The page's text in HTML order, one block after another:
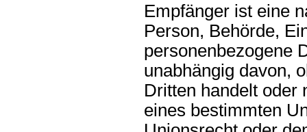
Empfänger ist eine
Person, Behörde,
personenbezogene
unabhängig davon,
Dritten handelt oder
eines bestimmten